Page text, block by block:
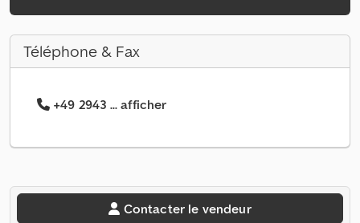
Téléphone & Fax
+49 2943 ... afficher
Contacter le vendeur